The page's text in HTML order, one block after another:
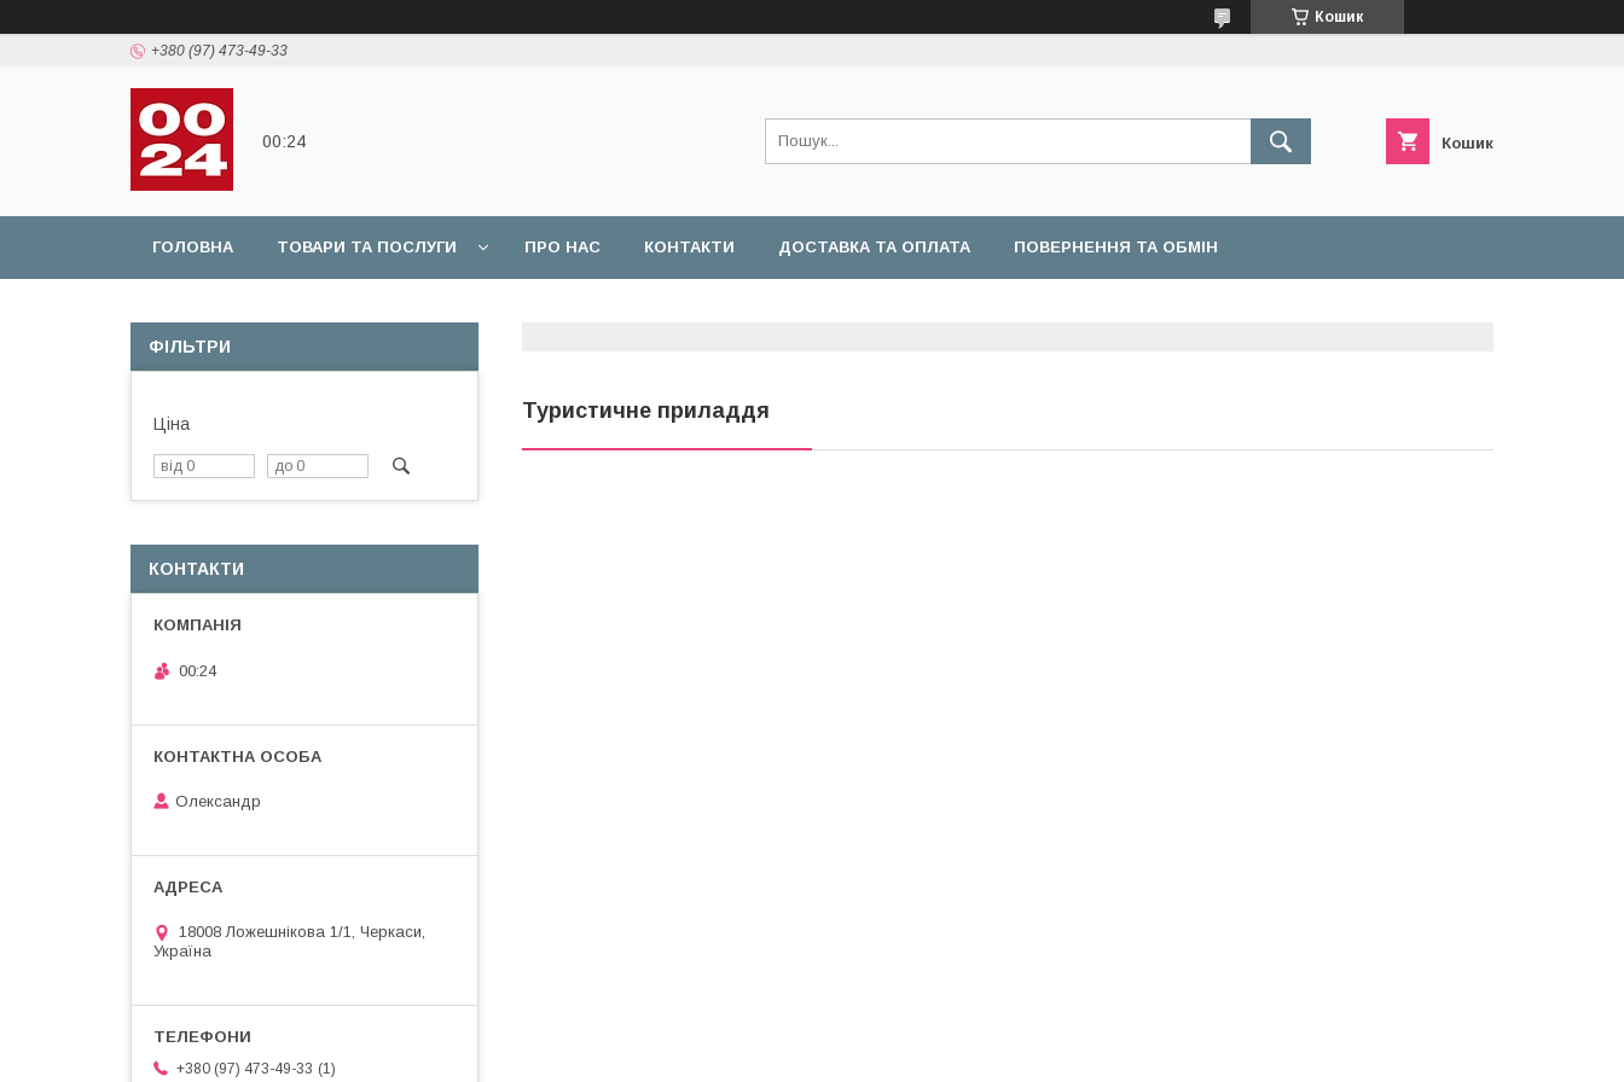
Кошик
+380 (97) 473-49-33
00:24 Кошик
ГОЛОВНА ТОВАРИ ТА ПОСЛУГИ ПРО НАС КОНТАКТИ ДОСТАВКА ТА ОПЛАТА ПОВЕРНЕННЯ ТА ОБМІН
Туристичне приладдя
ФІЛЬТРИ
Ціна
КОНТАКТИ
00:24
Олександр
18008 Ложешнікова 1/1, Черкаси,
Україна
+380 (97) 473-49-33 1